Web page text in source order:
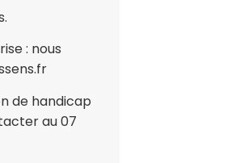
: nous
de handicap
au 07